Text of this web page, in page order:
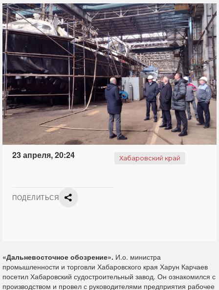
23 апреля, 20:24 Хабаровский край
ПОДЕЛИТЬСЯ
«Дальневосточное обозрение». И.о. министра
промышленности и торговли Хабаровского края Харун Карчаев
посетил Хабаровский судостроительный завод. Он ознакомился с
производством и провел с руководителями предприятия рабочее